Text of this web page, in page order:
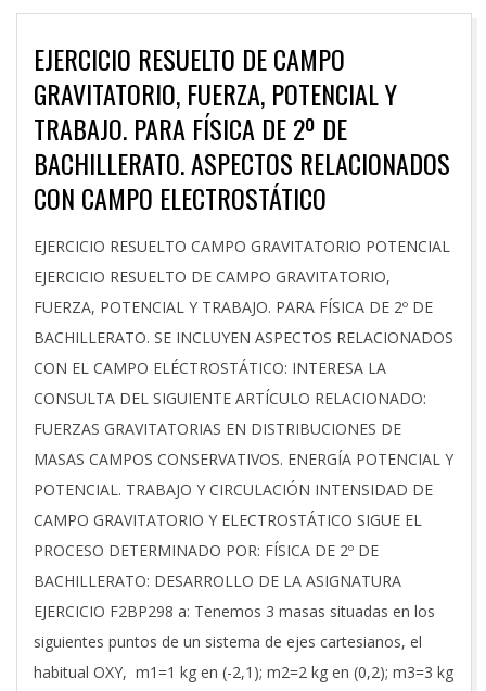
EJERCICIO RESUELTO DE CAMPO
GRAVITATORIO, FUERZA, POTENCIAL Y
TRABAJO. PARA FÍSICA DE 2º DE
BACHILLERATO. ASPECTOS RELACIONADOS
CON CAMPO ELECTROSTÁTICO
2026-
05-
15
EJERCICIO RESUELTO CAMPO GRAVITATORIO POTENCIAL
EJERCICIO RESUELTO DE CAMPO GRAVITATORIO,
FUERZA, POTENCIAL Y TRABAJO. PARA FÍSICA DE 2º DE
BACHILLERATO. SE INCLUYEN ASPECTOS RELACIONADOS
CON EL CAMPO ELÉCTROSTÁTICO: INTERESA LA
CONSULTA DEL SIGUIENTE ARTÍCULO RELACIONADO:
FUERZAS GRAVITATORIAS EN DISTRIBUCIONES DE
MASAS CAMPOS CONSERVATIVOS. ENERGÍA POTENCIAL Y
POTENCIAL. TRABAJO Y CIRCULACIÓN INTENSIDAD DE
CAMPO GRAVITATORIO Y ELECTROSTÁTICO SIGUE EL
PROCESO DETERMINADO POR: FÍSICA DE 2º DE
BACHILLERATO: DESARROLLO DE LA ASIGNATURA
EJERCICIO F2BP298 a: Tenemos 3 masas situadas en los
siguientes puntos de un sistema de ejes cartesianos, el
habitual OXY, m1=1 kg en (-2,1); m2=2 kg en (0,2); m3=3 kg